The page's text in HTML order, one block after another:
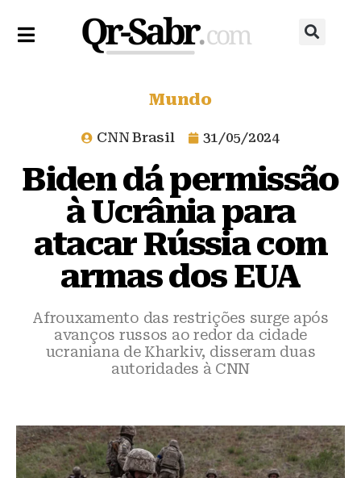
Mundo
CNN Brasil 31/05/2024
Biden dá permissão
à Ucrânia para
atacar Rússia com
armas dos EUA
Afrouxamento das restrições surge após
avanços russos ao redor da cidade
ucraniana de Kharkiv, disseram duas
autoridades à CNN